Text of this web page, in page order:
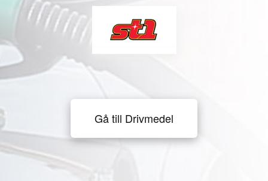
Gå till Drivmedel